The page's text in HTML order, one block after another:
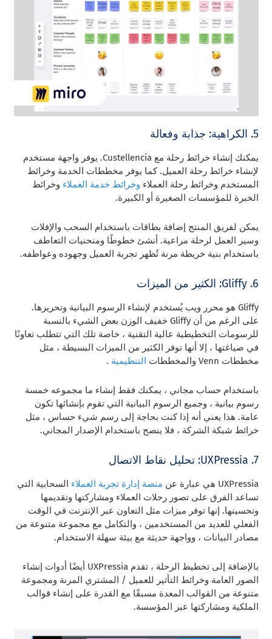
5. الكراهية: جذابة وفعالة
يمكنك إنشاء خرائط رحلة مع Custellencia. يوفر واجهة مستخدم
لإنشاء خرائط رحلة العميل. كما يوفر مخططات الخدمة وخرائط
المستخدم وخرائط رحلة العملاء وخرائط خدمة العملاء وخرائط
الخبرة للمؤسسات الصغيرة أو الكبيرة.
يمكن لفريق المنتج إضافة بطاقات باستخدام السحب والإفلات
وسير العمل لرحلة مراعية. أنشئ خطوطًا ومنحنيات التعاطف
باستخدام بنية خريطة مرنة تُظهر تجربة العميل وجهوده وعواطفه.
6. Gliffy: الكثير من الميزات
Gliffy هو محرر ويب يُستخدم لإنشاء الرسوم البيانية وتحريرها.
على الرغم من أن Gliffy خفيف الوزن بعض الشيء بالنسبة
للرسومات التخطيطية عالية التقنية ، خاصة تلك التي تتطلب تعاونًا
في صياغتها ، إلا أنها توفر الكثير من الميزات البسيطة ، مثل
مخططات Venn والمخططات
التنظيمية .
باستخدام حساب مجاني ، يمكنك فقط إنشاء ما مجموعه خمسة
رسوم بيانية ، وجميع الرسوم البيانية التي تقوم بإنشائها تكون
عامة. هذا يعني أنه إذا كنت بحاجة إلى رسم شيء حساس ، مثل
خرائط شبكة الشركة ، فلا ينصح باستخدام الإصدار المجاني.
7. UXPressia: تحليل نقاط الاتصال
UXPressia هي عبارة عن منصة إدارة تجربة العملاء السحابية التي
تساعد الفرق على تصور رحلات العملاء ومشاركتها وتقديمها
وتحسينها. إنها توفر ميزات مثل التعاون عبر الإنترنت في الوقت
الفعلي للعديد من المستخدمين ، والتكامل مع مجموعة متنوعة من
مصادر البيانات ، وواجهة حديثة مع بيئة سهلة الاستخدام.
بالإضافة إلى تخطيط الرحلة ، تقدم UXPressia أيضًا أدوات إنشاء
الصور العامة وخرائط التأثير للعميل / المشتري المرنة ومجموعة
متنوعة من القوالب المعدة مسبقًا مع القدرة على إنشاء قوالب
الملكية ومشاركتها عبر المؤسسة.